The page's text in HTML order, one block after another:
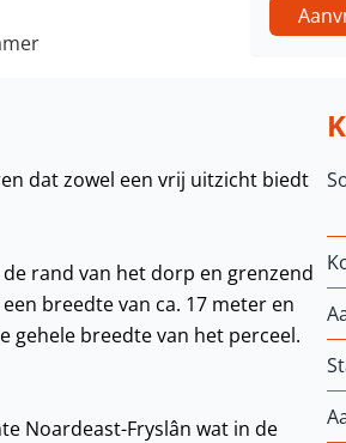
dat zowel een vrij uitzicht biedt
rand van het dorp en grenzend
breedte van ca. 17 meter en
gehele breedte van het perceel.
Noardeast-Fryslân wat in de